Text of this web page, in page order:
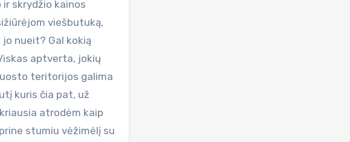
skrydžio kainos
viešbutuką,
nueit? Gal kokią
aptverta, jokių
teritorijos galima
kuris čia pat, už
atrodėm kaip
stumiu vėžimėlį su